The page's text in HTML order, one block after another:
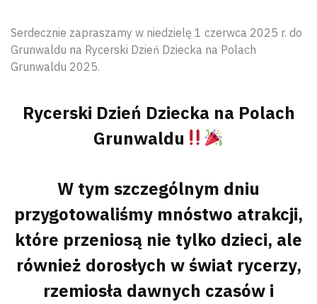
Serdecznie zapraszamy w niedzielę 1 czerwca 2025 r. do
Grunwaldu na Rycerski Dzień Dziecka na Polach
Grunwaldu 2025.
Rycerski Dzień Dziecka na Polach
Grunwaldu
W tym szczególnym dniu
przygotowaliśmy mnóstwo atrakcji,
które przeniosą nie tylko dzieci, ale
również dorosłych w świat rycerzy,
rzemiosła dawnych czasów i